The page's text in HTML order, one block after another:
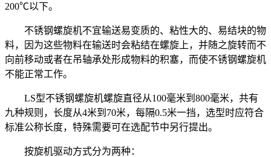
200℃以下。
不锈钢螺旋机不宜输送易变质的、粘性大的、易结块的物
料，因为这些物料在输送时会粘结在螺旋上，并随之旋转而不
向前移动或者在吊轴承处形成物料的积塞，而使不锈钢螺旋机
不能正常工作。
LS型不锈钢螺旋机螺旋直径从100毫米到800毫米，共有
九种规则，长度从4米到70米，每隔0.5米一挡，选型时应符合
标准公称长度，特殊需要可在选配节中另行提出。
按旋机驱动方式分为两种：